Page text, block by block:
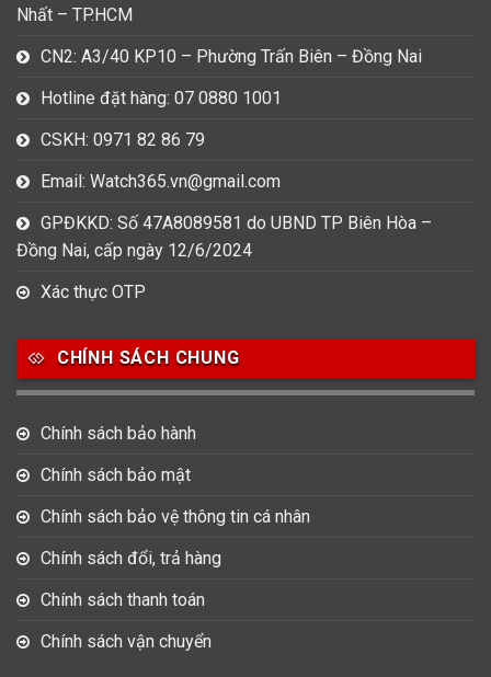
Nhất – TP.HCM
CN2: A3/40 KP10 – Phường Trấn Biên – Đồng Nai
Hotline đặt hàng: 07 0880 1001
CSKH: 0971 82 86 79
Email: Watch365.vn@gmail.com
GPĐKKD: Số 47A8089581 do UBND TP Biên Hòa –
Đồng Nai, cấp ngày 12/6/2024
Xác thực OTP
CHÍNH SÁCH CHUNG
Chính sách bảo hành
Chính sách bảo mật
Chính sách bảo vệ thông tin cá nhân
Chính sách đổi, trả hàng
Chính sách thanh toán
Chính sách vận chuyển